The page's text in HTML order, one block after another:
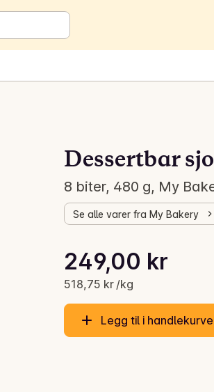
Dessertbar
8 biter, 480 g, My
Se alle varer fra My Bakery
Gjeldende pris er: 249,00 kr
249,00 kr
518,75 kr /kg
Stykkpris: 518,75 kr /kg
Legg til i